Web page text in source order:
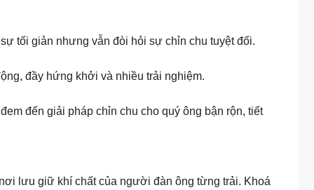
tối giản nhưng vẫn đòi hỏi sự chỉn chu tuyệt đối.
đầy hứng khởi và nhiều trải nghiệm.
đến giải pháp chỉn chu cho quý ông bận rộn, tiết
lưu giữ khí chất của người đàn ông từng trải. Khoá